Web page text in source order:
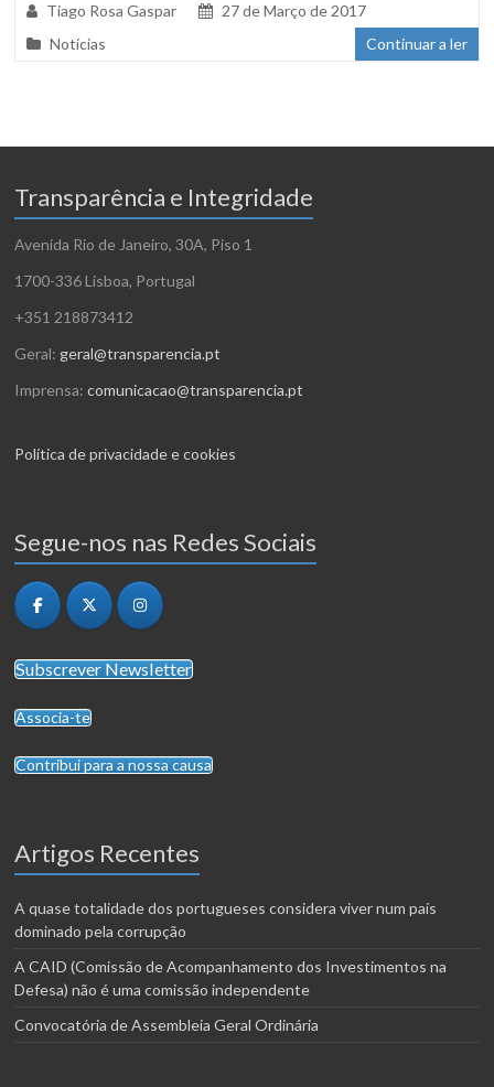
Tiago Rosa Gaspar
27 de Março de 2017
Notícias
Continuar a ler
Transparência e Integridade
Avenida Rio de Janeiro, 30A, Piso 1
1700-336 Lisboa, Portugal
+351 218873412
Geral: geral@transparencia.pt
Imprensa:comunicacao@transparencia.pt
Política de privacidade e cookies
Segue-nos nas Redes Sociais
Subscrever Newsletter
Associa-te
Contribui para a nossa causa
Artigos Recentes
A quase totalidade dos portugueses considera viver num país
dominado pela corrupção
A CAID (Comissão de Acompanhamento dos Investimentos na
Defesa) não é uma comissão independente
Convocatória de Assembleia Geral Ordinária